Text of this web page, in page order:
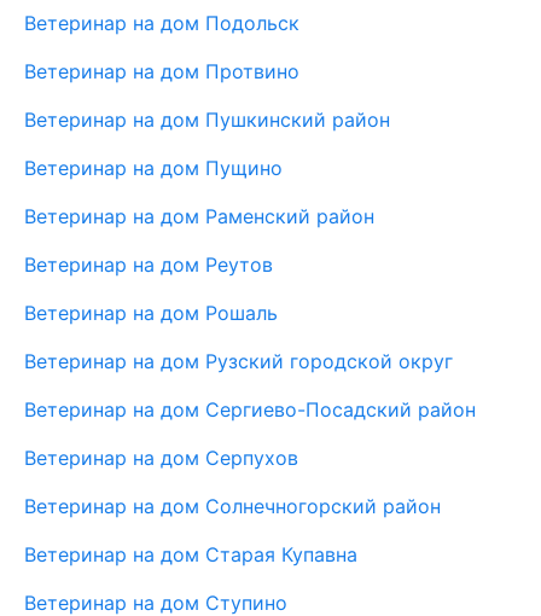
Ветеринар на дом Подольск
Ветеринар на дом Протвино
Ветеринар на дом Пушкинский район
Ветеринар на дом Пущино
Ветеринар на дом Раменский район
Ветеринар на дом Реутов
Ветеринар на дом Рошаль
Ветеринар на дом Рузский городской округ
Ветеринар на дом Сергиево-Посадский район
Ветеринар на дом Серпухов
Ветеринар на дом Солнечногорский район
Ветеринар на дом Старая Купавна
Ветеринар на дом Ступино